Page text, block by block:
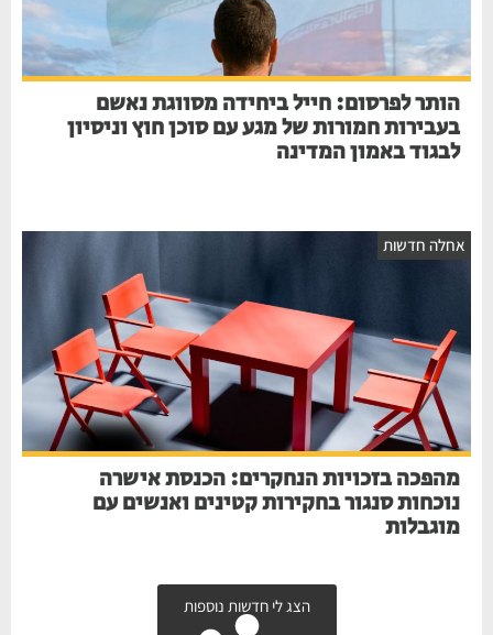
הותר לפרסום: חייל ביחידה מסווגת נאשם
בעבירות חמורות של מגע עם סוכן חוץ וניסיון
לבגוד באמון המדינה
אחלה חדשות
מהפכה בזכויות הנחקרים: הכנסת אישרה
נוכחות סנגור בחקירות קטינים ואנשים עם
מוגבלות
הצג לי חדשות נוספות